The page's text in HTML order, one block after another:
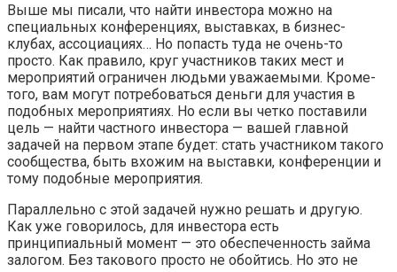
Выше мы писали, что найти инвестора можно на
специальных конференциях, выставках, в бизнес-
клубах, ассоциациях… Но попасть туда не очень-то
просто. Как правило, круг участников таких мест и
мероприятий ограничен людьми уважаемыми. Кроме-
того, вам могут потребоваться деньги для участия в
подобных мероприятиях. Но если вы четко поставили
цель — найти частного инвестора — вашей главной
задачей на первом этапе будет: стать участником такого
сообщества, быть вхожим на выставки, конференции и
тому подобные мероприятия.
Параллельно с этой задачей нужно решать и другую.
Как уже говорилось, для инвестора есть
принципиальный момент — это обеспеченность займа
залогом. Без такового просто не обойтись. Но это не